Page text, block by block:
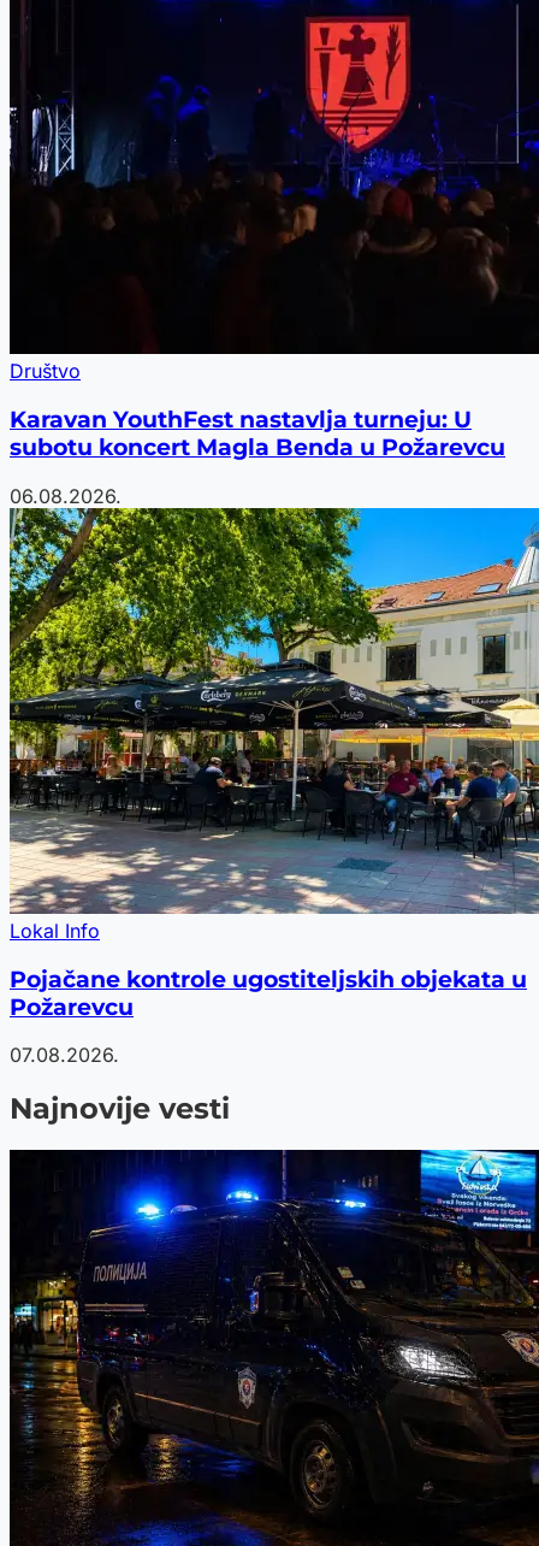
Društvo
Karavan YouthFest nastavlja turneju: U
subotu koncert Magla Benda u Požarevcu
06.08.2026.
Lokal Info
Pojačane kontrole ugostiteljskih objekata u
Požarevcu
07.08.2026.
Najnovije vesti